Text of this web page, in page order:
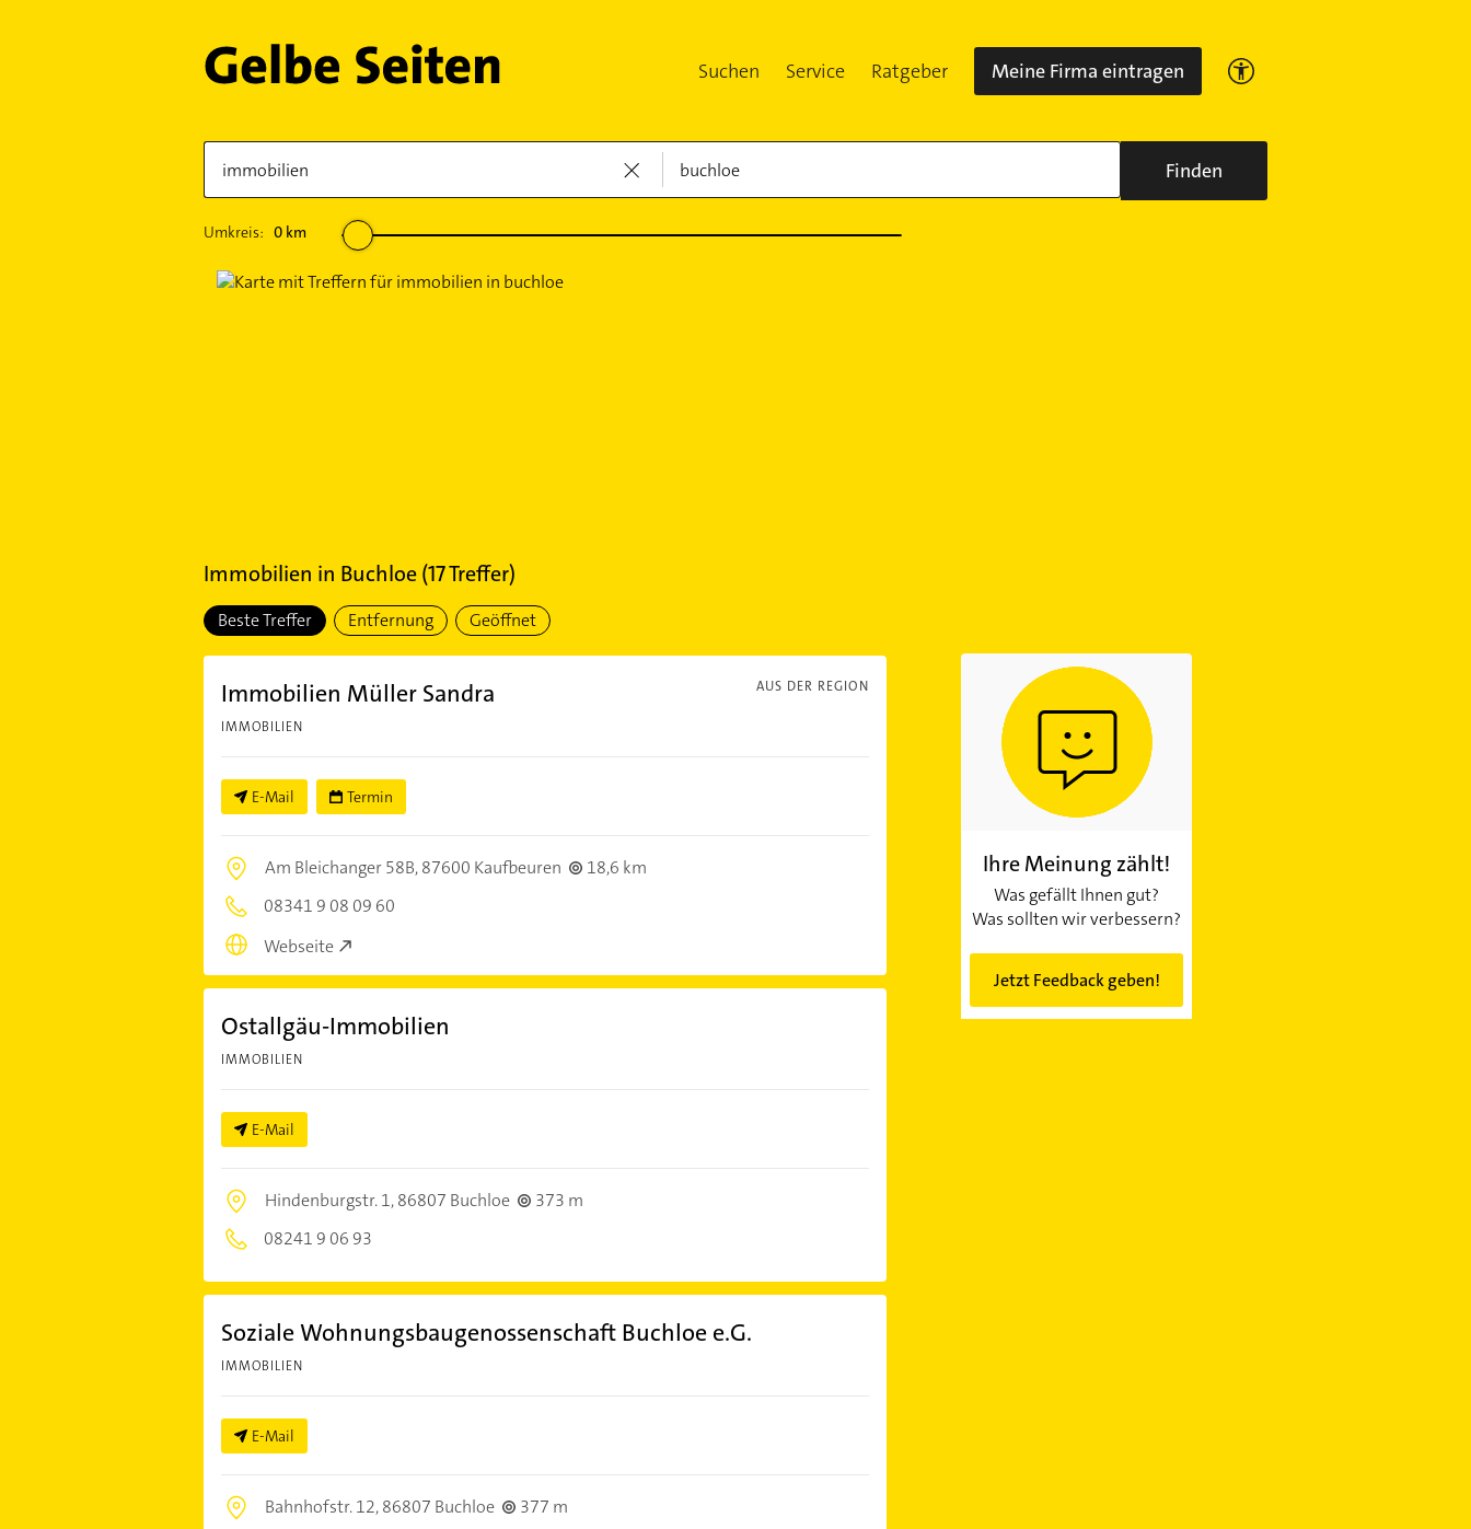
Suchen Service Ratgeber Meine Firma eintragen
Finden
Umkreis: 0km
Immobilien in Buchloe(17Treffer)
Beste Treffer Entfernung Geöffnet
AUS DER REGION
Immobilien Müller Sandra
IMMOBILIEN
E-Mail Termin
Am Bleichanger 58B,87600 Kaufbeuren
18,6 km
08341 9 08 09 60
Webseite
Ostallgäu-Immobilien
IMMOBILIEN
E-Mail
Hindenburgstr. 1,86807 Buchloe
373 m
08241 9 06 93
Soziale Wohnungsbaugenossenschaft Buchloe e.G.
IMMOBILIEN
E-Mail
Bahnhofstr. 12,86807 Buchloe
377 m
Ihre Meinung zählt!
Was gefällt Ihnen gut?
Was sollten wir verbessern?
Jetzt Feedback geben!